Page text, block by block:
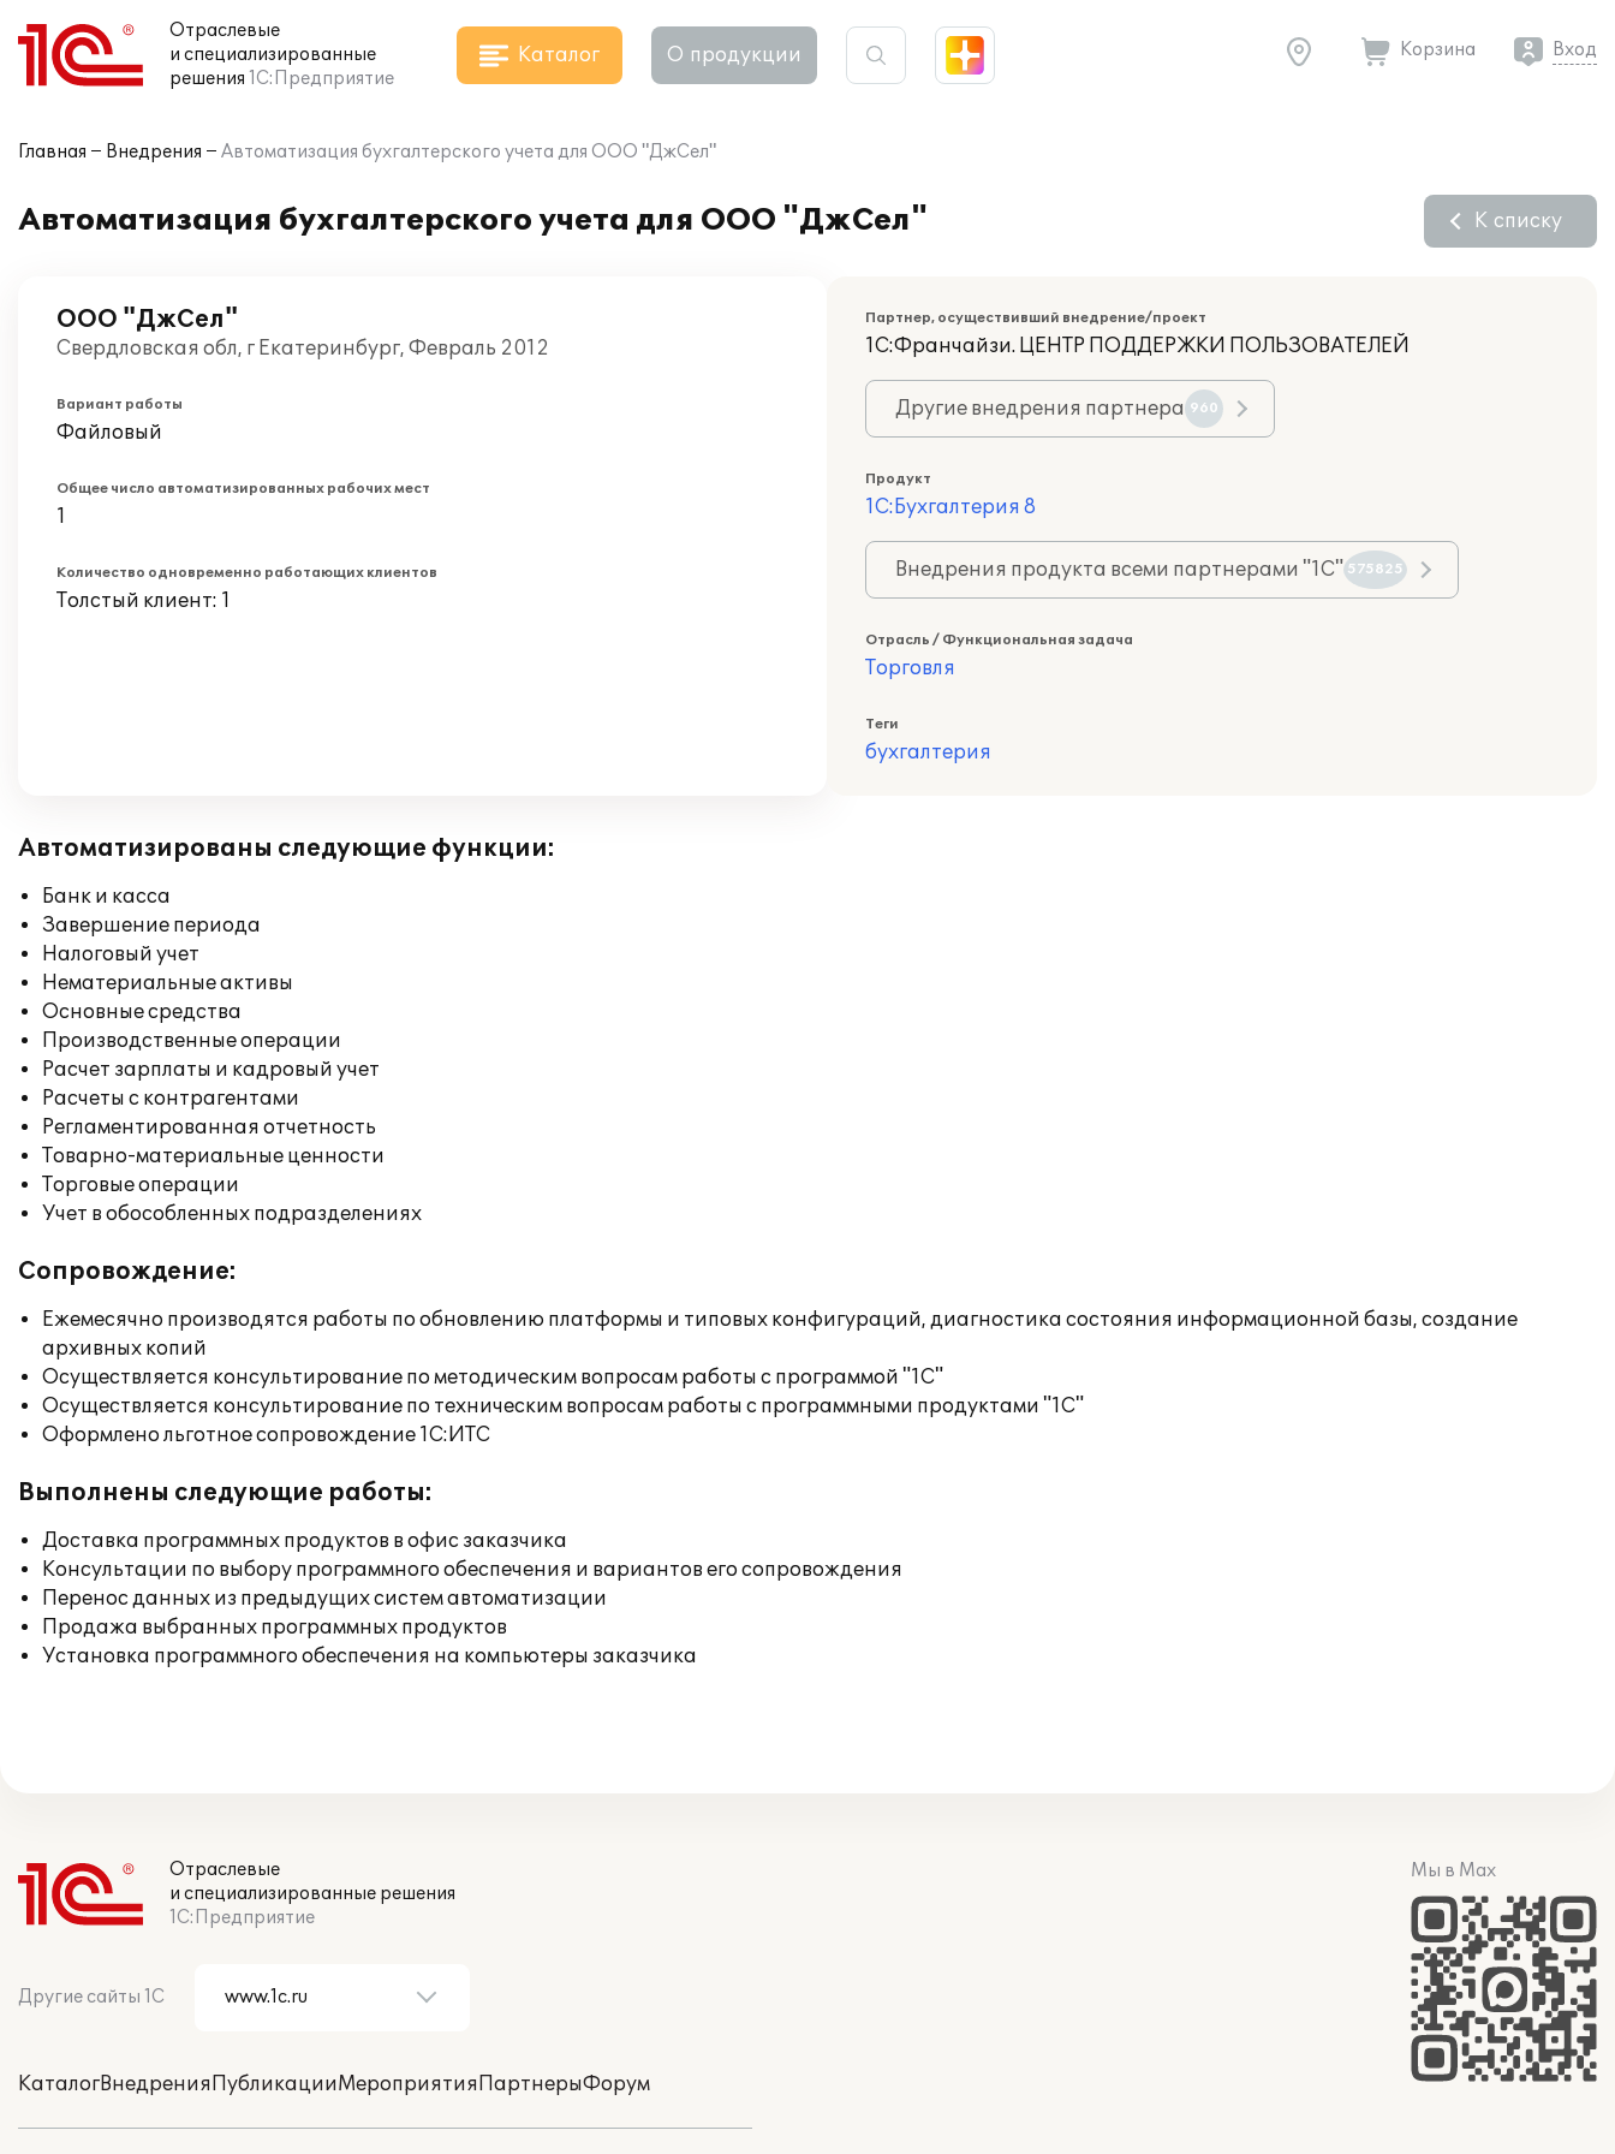
Отраслевые
и специализированные
решения 1С:Предприятие
Каталог О продукции Корзина Вход
Главная Внедрения Автоматизация бухгалтерского учета для ООО "ДжСел"
Автоматизация бухгалтерского учета для ООО "ДжСел" К списку
ООО "ДжСел"
Свердловская обл, г Екатеринбург, Февраль 2012
Вариант работы
Файловый
Общее число автоматизированных рабочих мест
1
Количество одновременно работающих клиентов
Толстый клиент: 1
Партнер, осуществивший внедрение/проект
1С:Франчайзи. ЦЕНТР ПОДДЕРЖКИ ПОЛЬЗОВАТЕЛЕЙ
Другие внедрения партнера 960
Продукт
1С:Бухгалтерия 8
Внедрения продукта всеми партнерами "1С" 575825
Отрасль / Функциональная задача
Торговля
Теги
бухгалтерия
Автоматизированы следующие функции:
Банк и касса
Завершение периода
Налоговый учет
Нематериальные активы
Основные средства
Производственные операции
Расчет зарплаты и кадровый учет
Расчеты с контрагентами
Регламентированная отчетность
Товарно-материальные ценности
Торговые операции
Учет в обособленных подразделениях
Сопровождение:
Ежемесячно производятся работы по обновлению платформы и типовых конфигураций, диагностика состояния информационной базы, создание
архивных копий
Осуществляется консультирование по методическим вопросам работы с программой "1С"
Осуществляется консультирование по техническим вопросам работы с программными продуктами "1С"
Оформлено льготное сопровождение 1С:ИТС
Выполнены следующие работы:
Доставка программных продуктов в офис заказчика
Консультации по выбору программного обеспечения и вариантов его сопровождения
Перенос данных из предыдущих систем автоматизации
Продажа выбранных программных продуктов
Установка программного обеспечения на компьютеры заказчика
Отраслевые
и специализированные решения
1С:Предприятие
Другие сайты 1С
КаталогВнедренияПубликацииМероприятияПартнерыФорум
Мы в Max